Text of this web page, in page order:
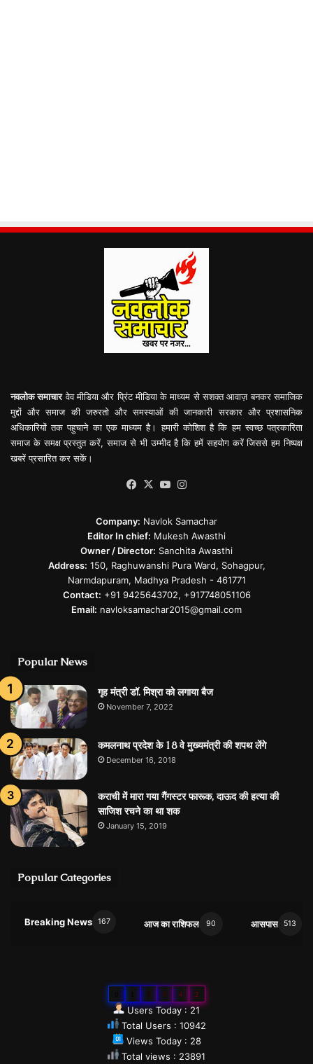
नवलोक समाचारवेव मीडिया और प्रिंट मीडिया के माध्यम से सशक्त आवाज़ बनकर समाजिक
मुद्दों और समाज की जरुरतो और समस्याओं की जानकारी सरकार और प्रशासनिक
अधिकारियों तक पहुचाने का एक माध्यम है। हमारी कोशिश है कि हम स्वच्छ पत्रकारिता
समाज के समक्ष प्रस्तुत करें, समाज से भी उम्मीद है कि हमें सहयोग करें जिससे हम निष्पक्ष
खबरें प्रसारित कर सकें।
Facebook
X YouTube
Company: Navlok Samachar
Editor In chief: Mukesh Awasthi
Owner / Director: Sanchita Awasthi
Address: 150, Raghuwanshi Pura Ward, Sohagpur,
Narmdapuram, Madhya Pradesh - 461771
Contact: +91 9425643702, +917748051106
Email: navloksamachar2015@gmail.com
Popular News
गृह मंत्री डॉ. मिश्रा को लगाया बैज
November 7, 2022
कमलनाथ प्रदेश के 18 वे मुख्यमंत्री की शपथ लेंगे
December 16, 2018
कराची में मारा गया गैंगस्टर फारूक, दाऊद की हत्या की
साजिश रचने का था शक
January 15, 2019
Popular Categories
Breaking News 167 आज का राशिफल 90 आसपास 513
9 4 2
Users Today : 21
Total Users : 10942
Views Today : 28
Total views : 23891